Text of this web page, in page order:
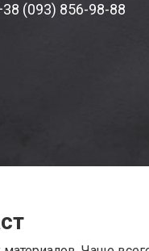
(093) 856-98-88